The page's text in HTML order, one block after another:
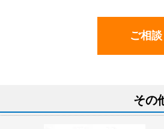
ご相
その